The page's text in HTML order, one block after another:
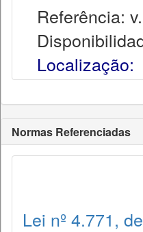
Referência:
Localização:
Normas Referenciadas
Lei nº 4.771,